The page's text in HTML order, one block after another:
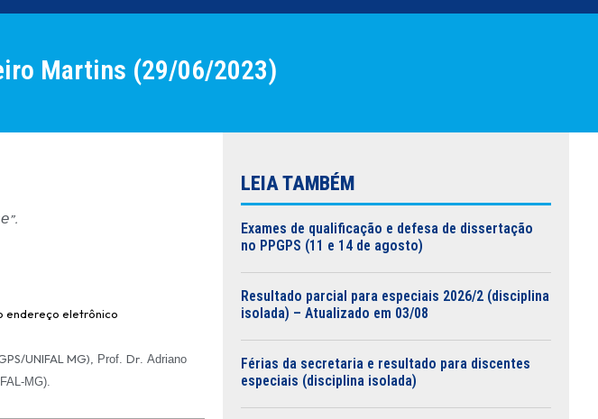
Martins (29/06/2023)
”.
endereço eletrônico
UNIFAL MG), Prof. Dr Adriano
MG).
LEIA TAMBÉM
Exames de qualificação e defesa de dissertação
no PPGPS (11 e 14 de agosto)
Resultado parcial para especiais 2026/2 (disciplina
isolada) – Atualizado em 03/08
Férias da secretaria e resultado para discentes
especiais (disciplina isolada)